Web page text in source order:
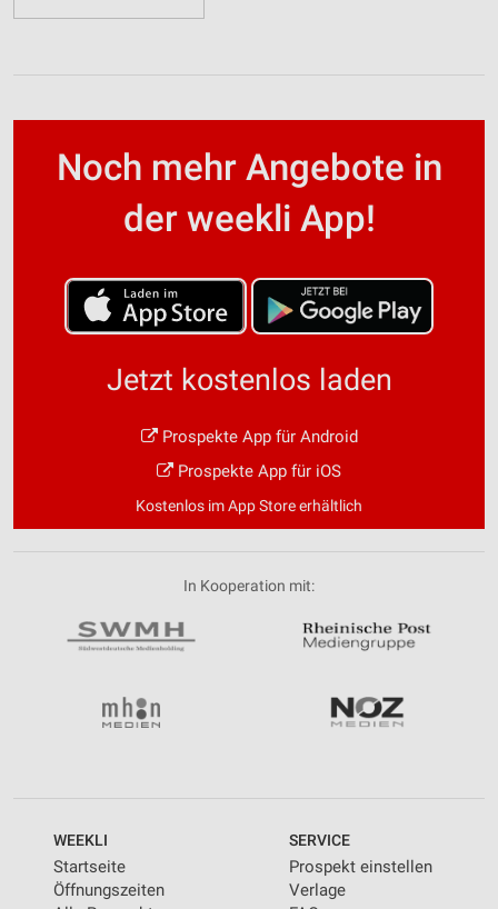
Noch mehr Angebote in
der weekli App!
Jetzt kostenlos laden
Prospekte App für Android
Prospekte App für iOS
Kostenlos im App Store erhältlich
In Kooperation mit:
WEEKLI
Startseite
Öffnungszeiten
SERVICE
Prospekt einstellen
Verlage